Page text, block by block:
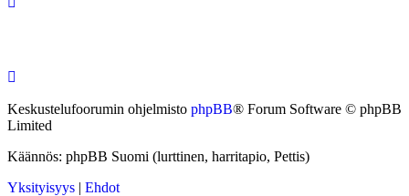
Keskustelufoorumin ohjelmisto phpBB® Forum Software © phpBB
Limited
Käännös: phpBB Suomi (lurttinen, harritapio, Pettis)
Yksityisyys | Ehdot